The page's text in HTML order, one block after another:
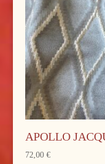
APOLLO
72,00 €